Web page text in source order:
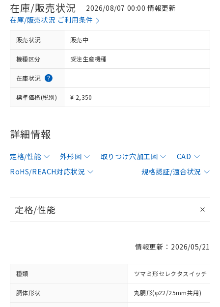
在庫/販売状況
2026/08/07 00:00 情報更新
在庫/販売状況 ご利用条件
販売状況 販売中
機種区分 受注生産機種
在庫状況
標準価格(税別) ¥ 2,350
詳細情報
定格/性能 外形図 取りつけ穴加工図
CAD
RoHS/REACH対応状況
規格認証/適合状況
定格/性能
情報更新：2026/05/21
種類 ツマミ形セレクタスイッチ
胴体形状 丸胴形(φ22/25mm共用)